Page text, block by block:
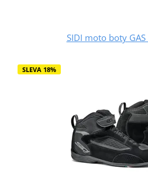
SIDI moto boty
SLEVA 18%